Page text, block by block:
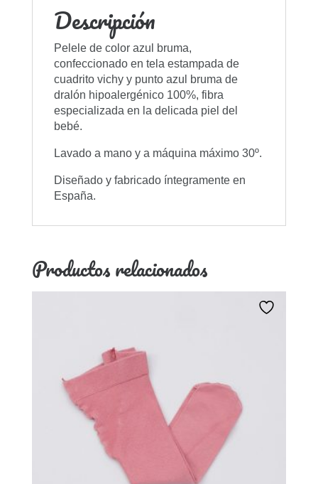
Descripción
Pelele de color azul bruma,
confeccionado en tela estampada de
cuadrito vichy y punto azul bruma de
dralón hipoalergénico 100%, fibra
especializada en la delicada piel del
bebé.
Lavado a mano y a máquina máximo 30º.
Diseñado y fabricado íntegramente en
España.
Productos relacionados